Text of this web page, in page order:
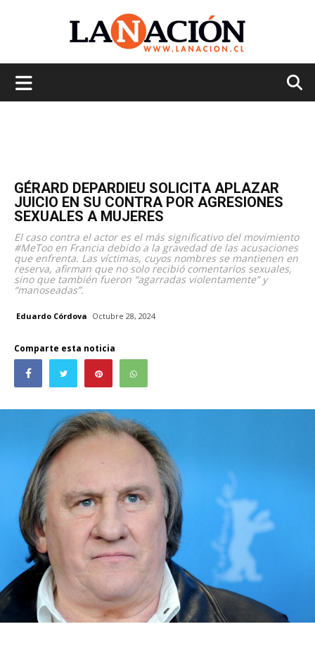
GÉRARD DEPARDIEU SOLICITA APLAZAR
JUICIO EN SU CONTRA POR AGRESIONES
SEXUALES A MUJERES
El caso contra el actor es el más significativo del movimiento
#MeToo en Francia debido a la gravedad de las acusaciones
que enfrenta. Las víctimas, cuyos nombres se mantienen en
reserva, afirman que no solo recibió comentarios sexuales,
sino que también fueron “agarradas violentamente” y
“manoseadas”.
Eduardo Córdova Octubre 28, 2024
Comparte esta noticia